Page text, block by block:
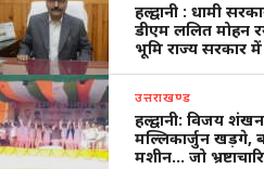
हल्द्वानी : धामी
डीएम ललित मोहन
भूमि राज्य सरकार
उत्तराखण्ड
हल्द्वानी: विजय
मल्लिकार्जुन खड़गे,
मशीन… जो